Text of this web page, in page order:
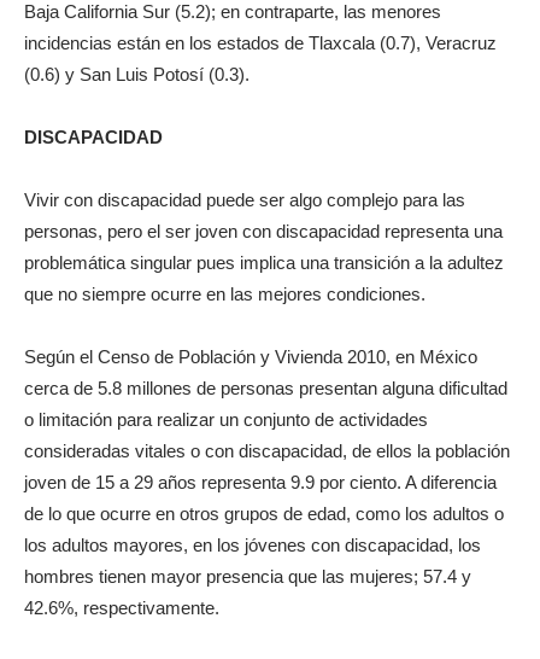
Baja California Sur (5.2); en contraparte, las menores
incidencias están en los estados de Tlaxcala (0.7), Veracruz
(0.6) y San Luis Potosí (0.3).
DISCAPACIDAD
Vivir con discapacidad puede ser algo complejo para las
personas, pero el ser joven con discapacidad representa una
problemática singular pues implica una transición a la adultez
que no siempre ocurre en las mejores condiciones.
Según el Censo de Población y Vivienda 2010, en México
cerca de 5.8 millones de personas presentan alguna dificultad
o limitación para realizar un conjunto de actividades
consideradas vitales o con discapacidad, de ellos la población
joven de 15 a 29 años representa 9.9 por ciento. A diferencia
de lo que ocurre en otros grupos de edad, como los adultos o
los adultos mayores, en los jóvenes con discapacidad, los
hombres tienen mayor presencia que las mujeres; 57.4 y
42.6%, respectivamente.